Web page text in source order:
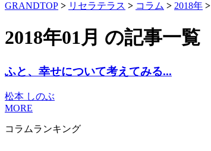
GRANDTOP > リセラテラス > コラム > 2018年 >
2018年01月 の記事一覧
ふと、幸せについて考えてみる...
松本 しのぶ
MORE
コラムランキング